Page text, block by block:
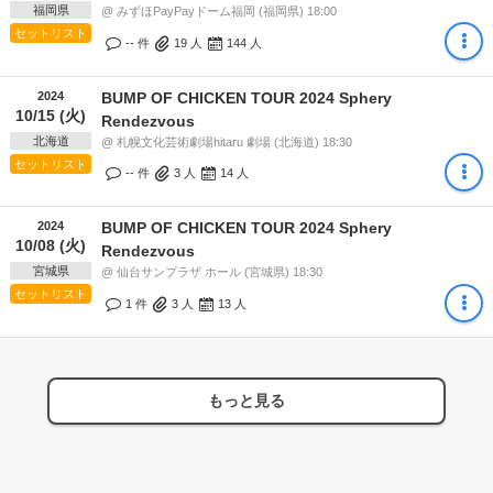
福岡県
セットリスト
@ みずほPayPayドーム福岡 (福岡県) 18:00
-- 件 19 人 144 人
2024
10/15 (火)
北海道
セットリスト
BUMP OF CHICKEN TOUR 2024 Sphery
Rendezvous
@ 札幌文化芸術劇場hitaru 劇場 (北海道) 18:30
-- 件 3 人 14 人
2024
10/08 (火)
宮城県
セットリスト
BUMP OF CHICKEN TOUR 2024 Sphery
Rendezvous
@ 仙台サンプラザ ホール (宮城県) 18:30
1 件 3 人 13 人
もっと見る